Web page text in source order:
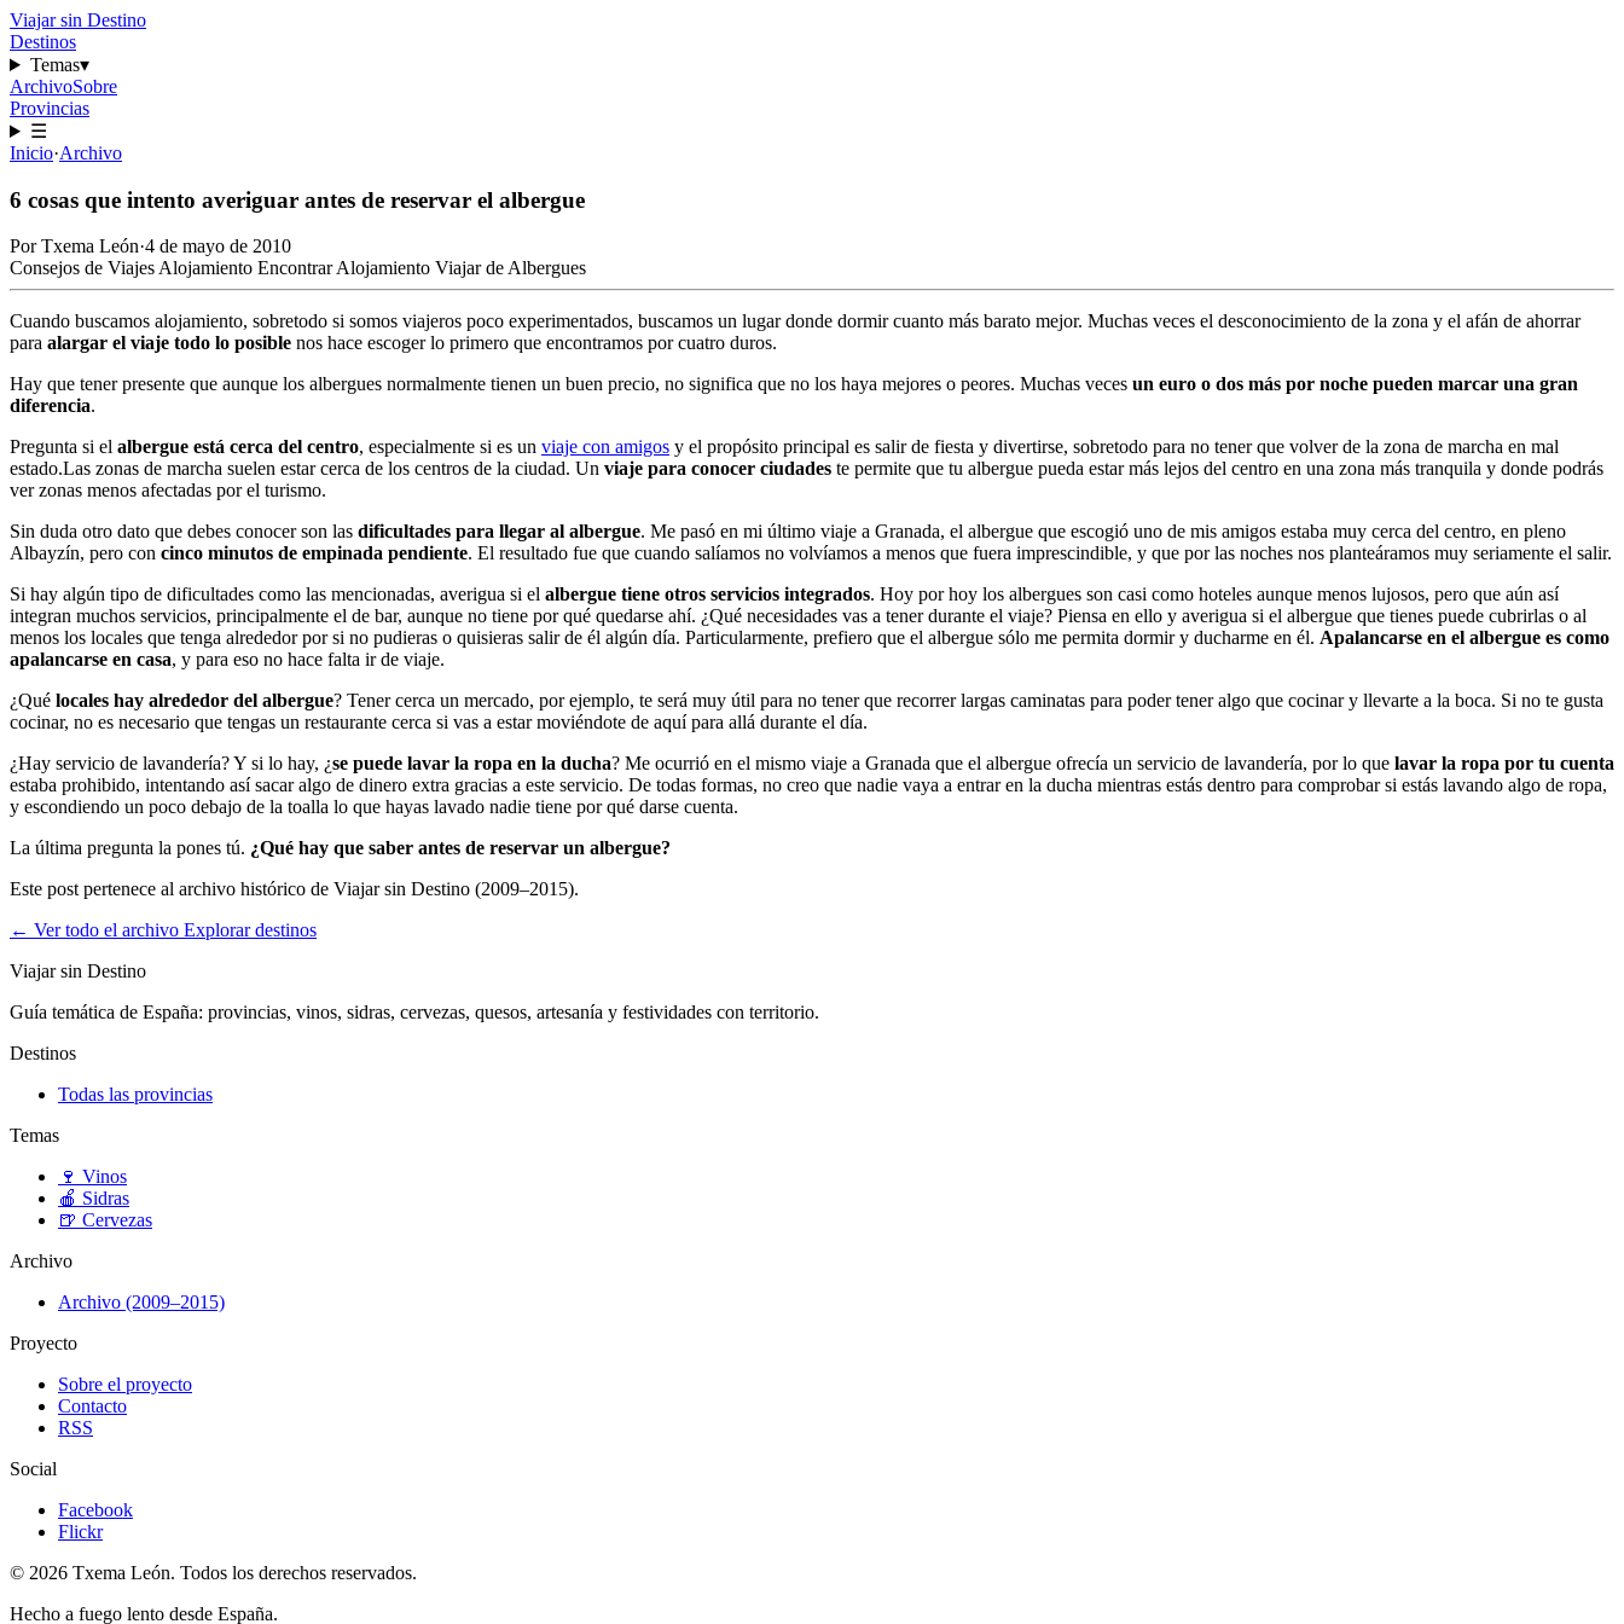
Viajar sin Destino
Destinos
Temas▾
ArchivoSobre
Provincias
☰
Inicio·Archivo
6 cosas que intento averiguar antes de reservar el albergue
PorTxema León·4 de mayo de 2010
Consejos de ViajesAlojamiento Encontrar Alojamiento Viajar de Albergues
Cuando buscamos alojamiento, sobretodo si somos viajeros poco experimentados, buscamos un lugar donde dormir cuanto más barato mejor. Muchas veces el desconocimiento de la zona y el afán de ahorrar
para alargar el viaje todo lo posible nos hace escoger lo primero que encontramos por cuatro duros.
Hay que tener presente que aunque los albergues normalmente tienen un buen precio, no significa que no los haya mejores o peores. Muchas veces un euro o dos más por noche pueden marcar una gran
diferencia.
Pregunta si el albergue está cerca del centro, especialmente si es un viaje con amigos y el propósito principal es salir de fiesta y divertirse, sobretodo para no tener que volver de la zona de marcha en mal
estado.Las zonas de marcha suelen estar cerca de los centros de la ciudad. Un viaje para conocer ciudades te permite que tu albergue pueda estar más lejos del centro en una zona más tranquila y donde podrás
ver zonas menos afectadas por el turismo.
Sin duda otro dato que debes conocer son las dificultades para llegar al albergue. Me pasó en mi último viaje a Granada, el albergue que escogió uno de mis amigos estaba muy cerca del centro, en pleno
Albayzín, pero con cinco minutos de empinada pendiente. El resultado fue que cuando salíamos no volvíamos a menos que fuera imprescindible, y que por las noches nos planteáramos muy seriamente el salir.
Si hay algún tipo de dificultades como las mencionadas, averigua si el albergue tiene otros servicios integrados. Hoy por hoy los albergues son casi como hoteles aunque menos lujosos, pero que aún así
integran muchos servicios, principalmente el de bar, aunque no tiene por qué quedarse ahí. ¿Qué necesidades vas a tener durante el viaje? Piensa en ello y averigua si el albergue que tienes puede cubrirlas o al
menos los locales que tenga alrededor por si no pudieras o quisieras salir de él algún día. Particularmente, prefiero que el albergue sólo me permita dormir y ducharme en él. Apalancarse en el albergue es como
apalancarse en casa, y para eso no hace falta ir de viaje.
¿Qué locales hay alrededor del albergue? Tener cerca un mercado, por ejemplo, te será muy útil para no tener que recorrer largas caminatas para poder tener algo que cocinar y llevarte a la boca. Si no te gusta
cocinar, no es necesario que tengas un restaurante cerca si vas a estar moviéndote de aquí para allá durante el día.
¿Hay servicio de lavandería? Y si lo hay, ¿se puede lavar la ropa en la ducha? Me ocurrió en el mismo viaje a Granada que el albergue ofrecía un servicio de lavandería, por lo que lavar la ropa por tu cuenta
estaba prohibido, intentando así sacar algo de dinero extra gracias a este servicio. De todas formas, no creo que nadie vaya a entrar en la ducha mientras estás dentro para comprobar si estás lavando algo de ropa,
y escondiendo un poco debajo de la toalla lo que hayas lavado nadie tiene por qué darse cuenta.
La última pregunta la pones tú. ¿Qué hay que saber antes de reservar un albergue?
Este post pertenece al archivo histórico de Viajar sin Destino (2009–2015).
← Ver todo el archivo Explorar destinos
Viajar sin Destino
Guía temática de España: provincias, vinos, sidras, cervezas, quesos, artesanía y festividades con territorio.
Destinos
Todas las provincias
Temas
🍷 Vinos
🍎 Sidras
🍺 Cervezas
Archivo
Archivo (2009–2015)
Proyecto
Sobre el proyecto
Contacto
RSS
Social
Facebook
Flickr
© 2026 Txema León. Todos los derechos reservados.
Hecho a fuego lento desde España.